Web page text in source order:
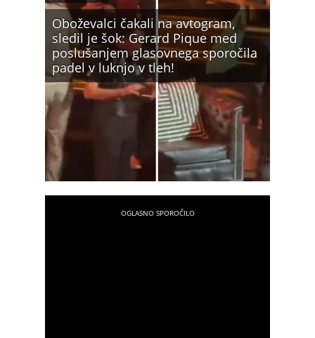
Oboževalci čakali na avtogram,
sledil je šok: Gerard Pique med
poslušanjem glasovnega sporočila
padel v luknjo v tleh!